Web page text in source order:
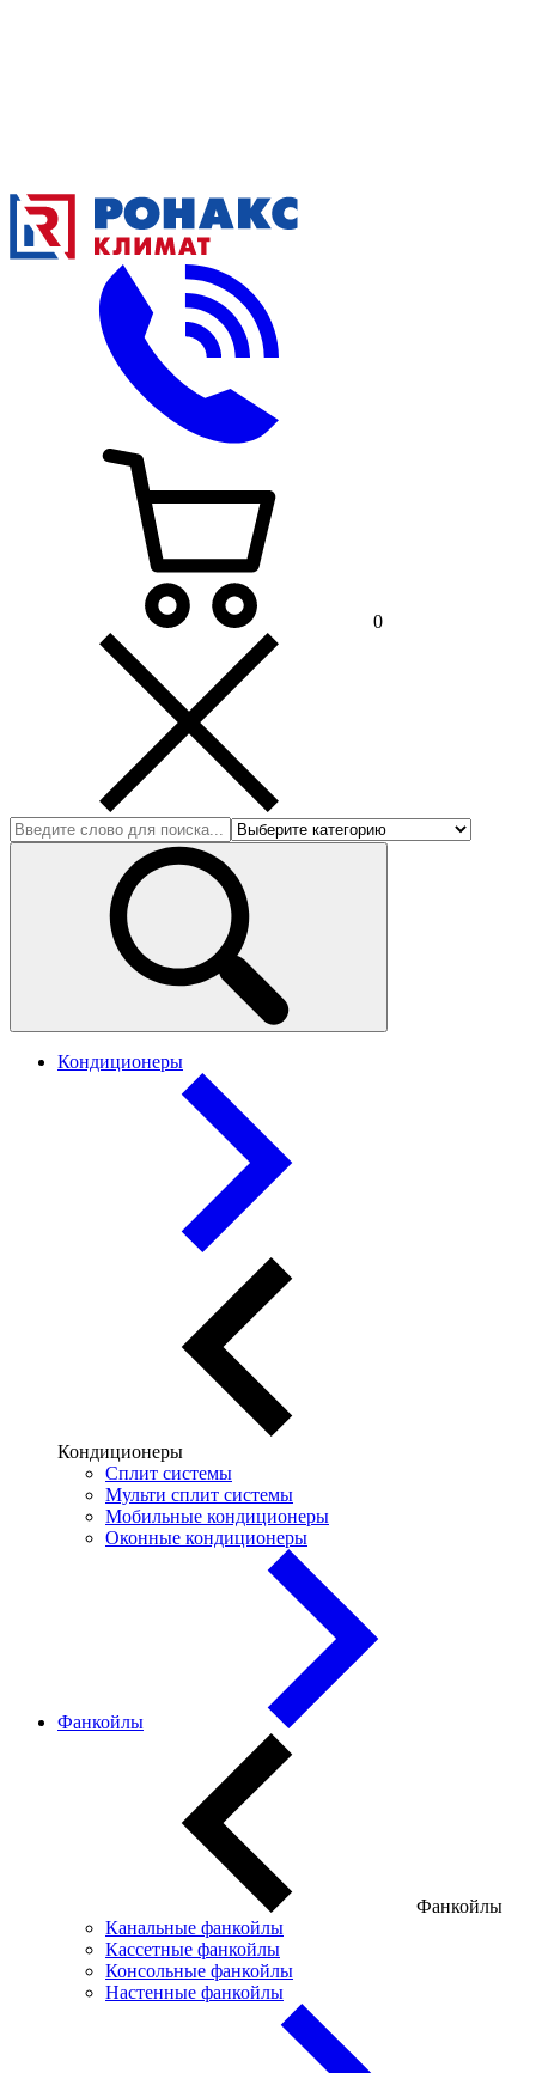
0
Кондиционеры
Кондиционеры
Сплит системы
Мульти сплит системы
Мобильные кондиционеры
Оконные кондиционеры
Фанкойлы
Фанкойлы
Канальные фанкойлы
Кассетные фанкойлы
Консольные фанкойлы
Настенные фанкойлы